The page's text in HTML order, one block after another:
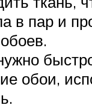
в пар и
обои,